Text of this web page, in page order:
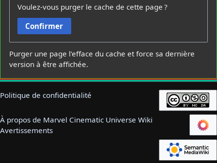
Voulez-vous purger le cache de cette page ?
Confirmer
Purger une page l’efface du cache et force sa dernière
version à être affichée.
Politique de confidentialité
À propos de Marvel Cinematic Universe Wiki
Avertissements